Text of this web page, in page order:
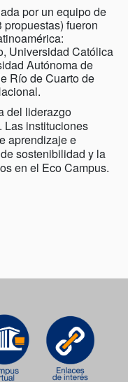
por un equipo de
fueron
Universidad Católica
Autónoma de
Río de Cuarto de
del liderazgo
Las instituciones
aprendizaje e
sostenibilidad y la
en el Eco Campus.